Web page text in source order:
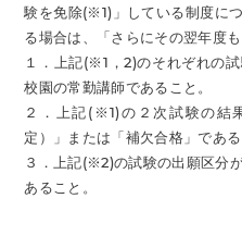
験を免除(※1)」している制度に
る場合は、「さらにその翌年度
１．上記(※1，2)のそれぞれの
校園の常勤講師であること。
２．上記(※1)の２次試験の結
定）」または「補欠合格」である
３．上記(※2)の試験の出願区分
あること。